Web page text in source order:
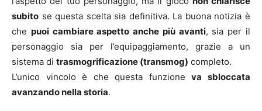
subito se questa scelta sia definitiva. La buona notizia è
che puoi cambiare aspetto anche più avanti, sia per il
personaggio sia per l’equipaggiamento, grazie a un
sistema di trasmogrificazione (transmog) completo.
L’unico vincolo è che questa funzioneva sbloccata
avanzando nella storia.